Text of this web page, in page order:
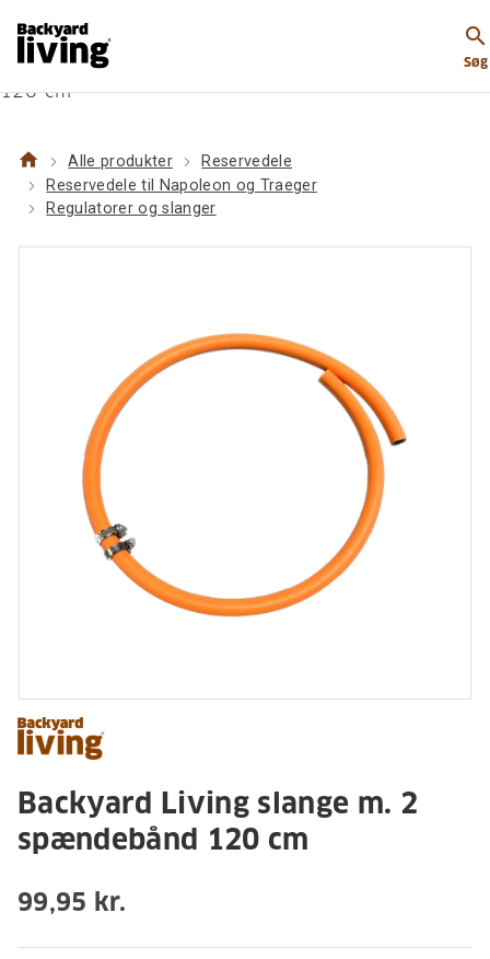
search
Søg
til-napoleon-og-traeger/regulatorer-og-
slanger/backyard-living-slange-m-2-spaendebaand-
120-cm
home Alle produkter
Reservedele
Reservedele til Napoleon og Traeger
Regulatorer og slanger
Backyard Living slange m. 2
spændebånd 120 cm
99,95 kr.